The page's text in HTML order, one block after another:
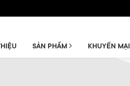
SẢN PHẨM KHUYẾN MẠI